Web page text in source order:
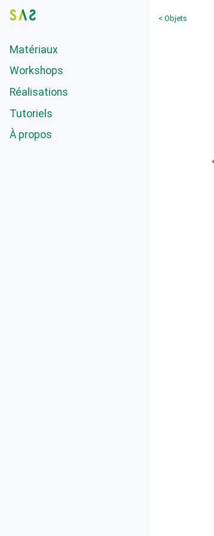
Matériaux
Workshops
Réalisations
Tutoriels
À propos
< Objets